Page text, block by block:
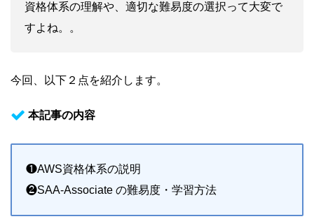
資格体系の理解や、適切な難易度の選択って大変で
すよね。。
今回、以下２点を紹介します。
本記事の内容
❶AWS資格体系の説明
❷SAA-Associate の難易度・学習方法